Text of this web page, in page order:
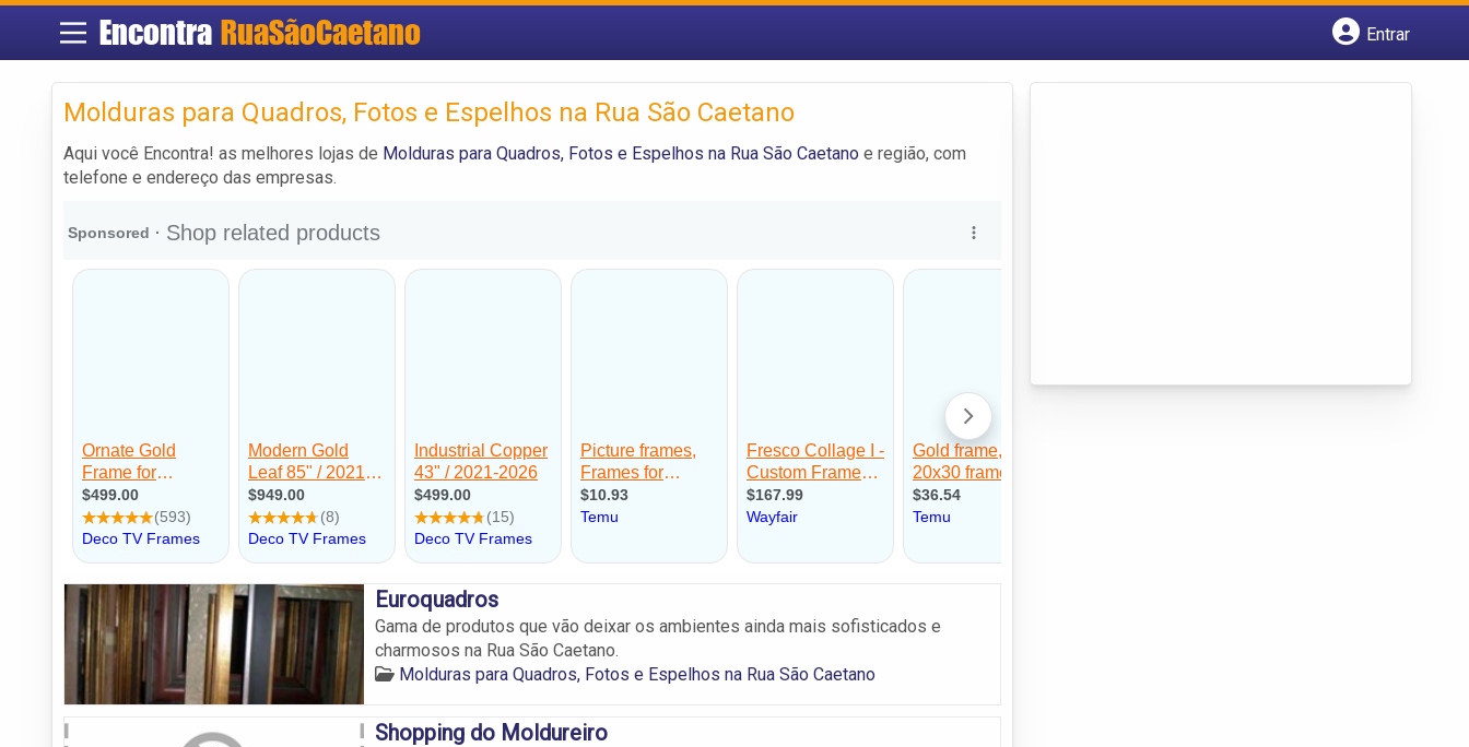
Encontra RuaSãoCaetano
Entrar
Molduras para Quadros, Fotos e Espelhos na Rua São Caetano
Aqui você Encontra! as melhores lojas de Molduras para Quadros, Fotos e Espelhos na Rua São Caetano e região, com
telefone e endereço das empresas.
Euroquadros
Gama de produtos que vão deixar os ambientes ainda mais sofisticados e
charmosos na Rua São Caetano.
Molduras para Quadros, Fotos e Espelhos na Rua São Caetano
Shopping do Moldureiro